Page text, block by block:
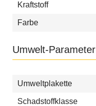
Kraftstoff
Farbe
Umwelt-Parameter
Umweltplakette
Schadstoffklasse